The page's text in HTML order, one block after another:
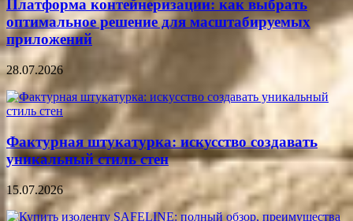
Платформа контейнеризации: как выбрать
оптимальное решение для масштабируемых
приложений
28.07.2026
Фактурная штукатурка: искусство создавать
уникальный стиль стен
15.07.2026